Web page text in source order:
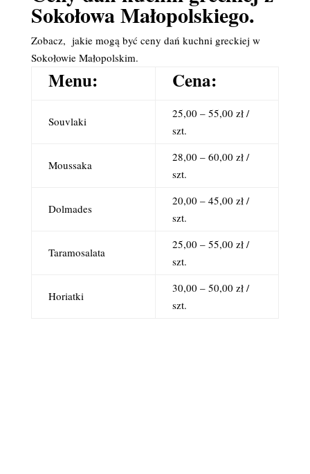
Sokołowa Małopolskiego.
Zobacz, jakie mogą być ceny dań kuchni greckiej w
Sokołowie Małopolskim.
Menu: Cena:
Souvlaki
25,00 – 55,00 zł /
szt.
Moussaka
28,00 – 60,00 zł /
szt.
Dolmades
20,00 – 45,00 zł /
szt.
Taramosalata
25,00 – 55,00 zł /
szt.
Horiatki
30,00 – 50,00 zł /
szt.